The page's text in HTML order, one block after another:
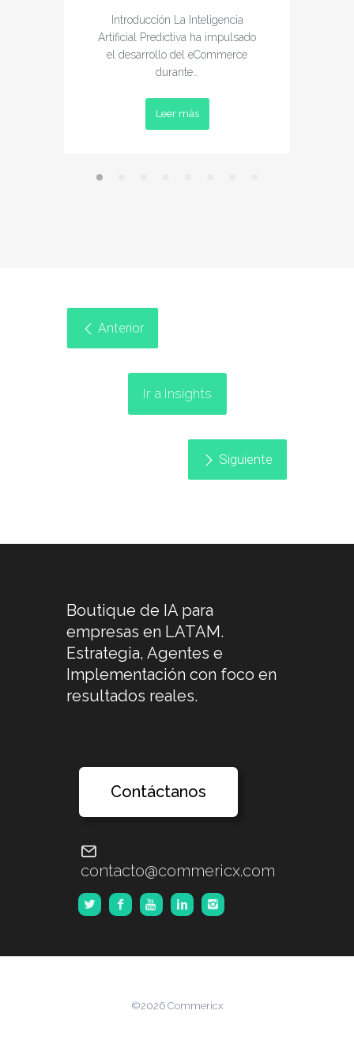
Introducción La Inteligencia
Artificial Predictiva ha impulsado
el desarrollo del eCommerce
durante…
Leer más
Anterior
Ir a Insights
Siguiente
Boutique de IA para
empresas en LATAM.
Estrategia, Agentes e
Implementación con foco en
resultados reales.
Contáctanos
contacto@commericx.com
©2026 Commericx